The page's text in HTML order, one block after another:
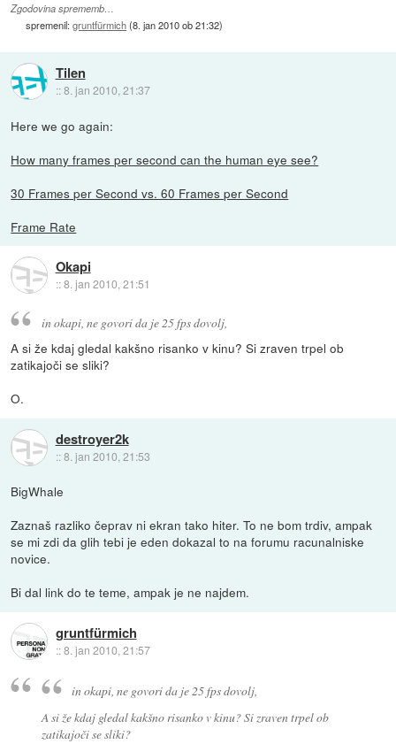
Zgodovina sprememb…
spremenil:gruntfürmich(8. jan 2010 ob 21:32)
Tilen
::8. jan 2010, 21:37
Here we go again:
How many frames per second can the human eye see?
30 Frames per Second vs. 60 Frames per Second
Frame Rate
Okapi
::8. jan 2010, 21:51
in okapi, ne govori da je 25 fps dovolj,
A si že kdaj gledal kakšno risanko v kinu? Si zraven trpel ob
zatikajoči se sliki?
O.
destroyer2k
::8. jan 2010, 21:53
BigWhale
Zaznaš razliko čeprav ni ekran tako hiter. To ne bom trdiv, ampak
se mi zdi da glih tebi je eden dokazal to na forumu racunalniske
novice.
Bi dal link do te teme, ampak je ne najdem.
gruntfürmich
::8. jan 2010, 21:57
in okapi, ne govori da je 25 fps dovolj,
A si že kdaj gledal kakšno risanko v kinu? Si zraven trpel ob
zatikajoči se sliki?